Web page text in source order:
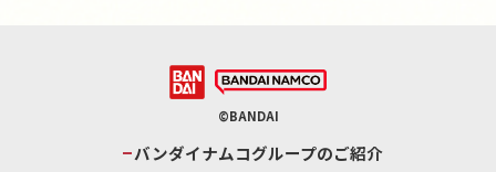
©BANDAI
バンダイナムコグループのご紹介